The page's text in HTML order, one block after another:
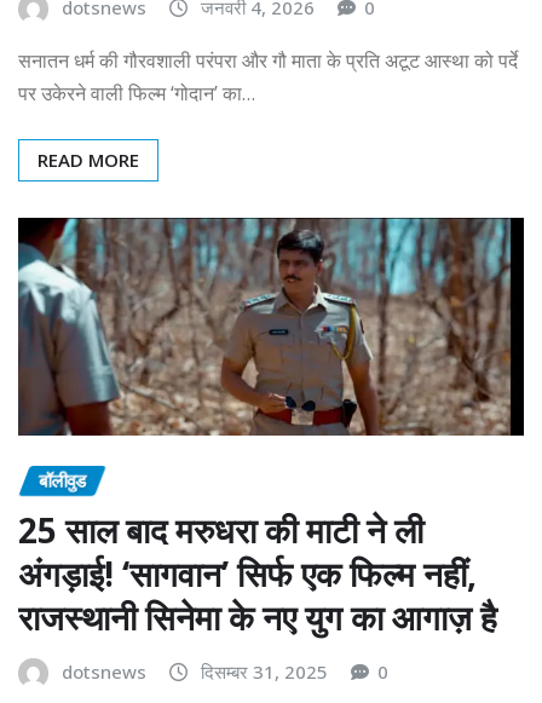
dotsnews जनवरी 4, 2026 0
सनातन धर्म की गौरवशाली परंपरा और गौ माता के प्रति अटूट आस्था को पर्दे
पर उकेरने वाली फिल्म ‘गोदान’ का…
READ MORE
बॉलीवुड
25 साल बाद मरुधरा की माटी ने ली
अंगड़ाई! ‘सागवान’ सिर्फ एक फिल्म नहीं,
राजस्थानी सिनेमा के नए युग का आगाज़ है
dotsnews दिसम्बर 31, 2025 0